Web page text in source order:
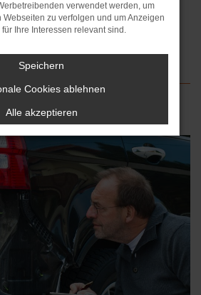
Sie auch interessieren
verwendet werden, um
Webseiten zu verfolgen und um Anzeigen
Ihre Interessen relevant sind.
Speichern
Cookies ablehnen
Alle akzeptieren